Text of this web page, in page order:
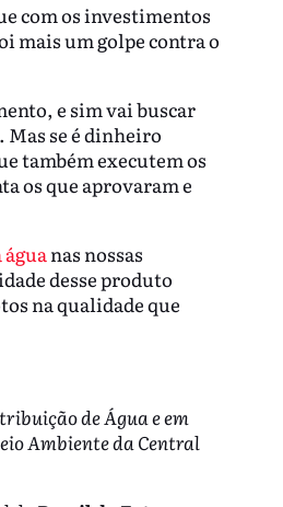
com os investimentos
mais um golpe contra o
e sim vai buscar
Mas se é dinheiro
também executem os
os que aprovaram e
nas nossas
desse produto
na qualidade que
de Água e em
Ambiente da Central